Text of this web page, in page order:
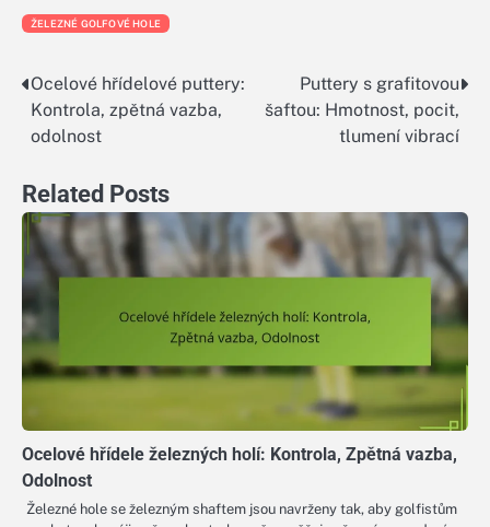
ŽELEZNÉ GOLFOVÉ HOLE
Post
navigation
Ocelové hřídelové puttery:
Kontrola, zpětná vazba,
odolnost
Puttery s grafitovou
šaftou: Hmotnost, pocit,
tlumení vibrací
Related Posts
Ocelové hřídele železných holí: Kontrola, Zpětná vazba,
Odolnost
Železné hole se železným shaftem jsou navrženy tak, aby golfistům